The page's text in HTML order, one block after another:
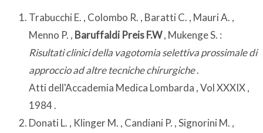
Trabucchi E. , Colombo R. , Baratti C. , Mauri A. ,
Menno P. , Baruffaldi Preis F.W, Mukenge S. :
Risultati clinici della vagotomia selettiva prossimale di
approccio ad altre tecniche chirurgiche.
Atti dell'Accademia Medica Lombarda , Vol XXXIX ,
1984 .
Donati L. , Klinger M. , Candiani P. , Signorini M. ,